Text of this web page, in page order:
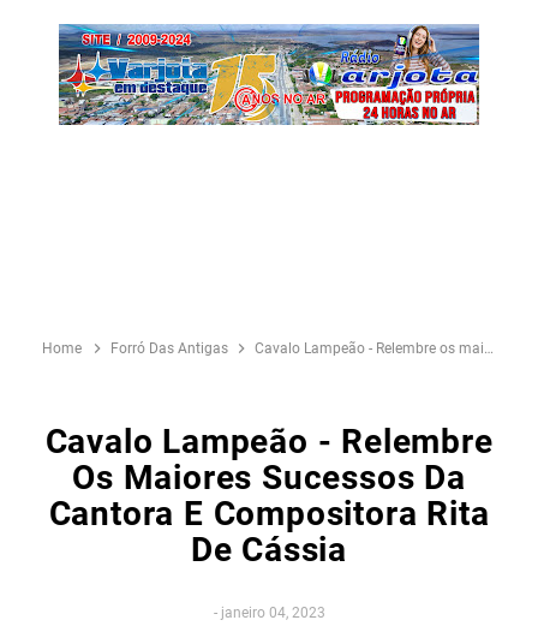
Home Forró Das Antigas Cavalo Lampeão - Relembre os maiores sucessos da cantora e compositora Rita de Cássia
Cavalo Lampeão - Relembre
Os Maiores Sucessos Da
Cantora E Compositora Rita
De Cássia
- janeiro 04, 2023